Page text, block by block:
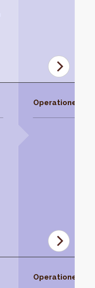
Operationele
Operationele